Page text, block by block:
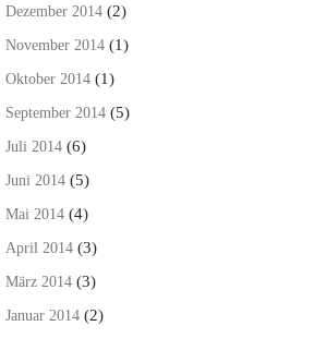
Dezember 2014 (2)
November 2014 (1)
Oktober 2014 (1)
September 2014 (5)
Juli 2014 (6)
Juni 2014 (5)
Mai 2014 (4)
April 2014 (3)
März 2014 (3)
Januar 2014 (2)